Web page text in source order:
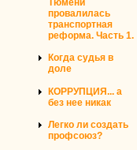
провалилась
транспортная
реформа. Часть 1.
Когда судья в
доле
КОРРУПЦИЯ... а
без нее никак
Легко ли создать
профсоюз?